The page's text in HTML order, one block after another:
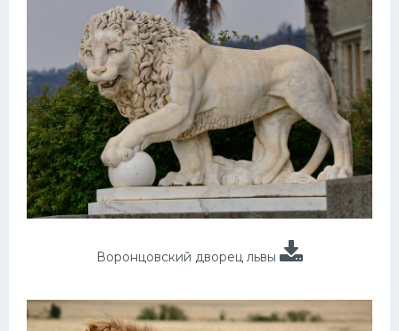
Воронцовский дворец львы